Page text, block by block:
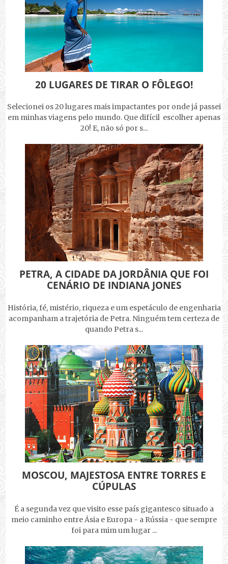
20 LUGARES DE TIRAR O FÔLEGO!
Selecionei os 20 lugares mais impactantes por onde já passei
em minhas viagens pelo mundo. Que difícil escolher apenas
20! E, não só por s...
PETRA, A CIDADE DA JORDÂNIA QUE FOI
CENÁRIO DE INDIANA JONES
História, fé, mistério, riqueza e um espetáculo de engenharia
acompanham a trajetória de Petra. Ninguém tem certeza de
quando Petra s...
MOSCOU, MAJESTOSA ENTRE TORRES E
CÚPULAS
É a segunda vez que visito esse país gigantesco situado a
meio caminho entre Ásia e Europa - a Rússia - que sempre
foi para mim um lugar ...